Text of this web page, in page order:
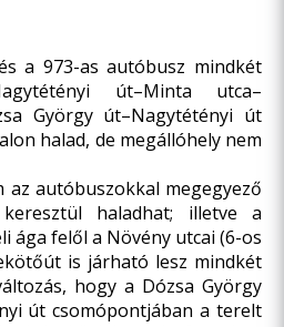
a 973-as autóbusz mindkét
út–Minta utca–
György út–Nagytétényi út
halad, de megállóhely nem
autóbuszokkal megegyező
haladhat; illetve a
ága felől a Növény utcai (6-os
is járható lesz mindkét
hogy a Dózsa György
út csomópontjában a terelt